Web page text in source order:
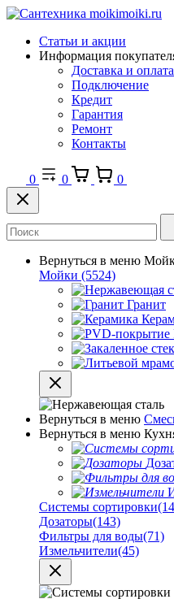
Статьи и акции
Информация
Доставка и оплата
Подключение
Кредит
Гарантия
Ремонт
Контакты
0 0 0
Вернуться в меню
Мойки (5524)
Гранит
Вернуться в меню
Вернуться в меню
Системы сортировки
Дозаторы(143)
Фильтры для воды(71)
Измельчители(45)